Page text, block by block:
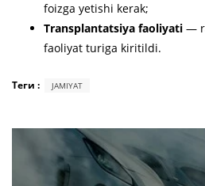
foizga yetishi kerak;
Transplantatsiya faoliyati —
faoliyat turiga kiritildi.
Теги : JAMIYAT